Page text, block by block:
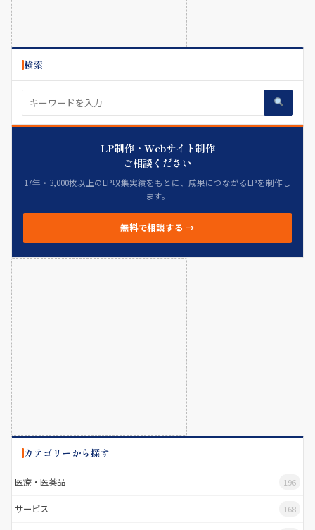
検索
LP制作・Webサイト制作
ご相談ください
17年・3,000枚以上のLP収集実績をもとに、成果につながるLPを制作し
ます。
無料で相談する →
カテゴリーから探す
医療・医薬品 196
サービス 168